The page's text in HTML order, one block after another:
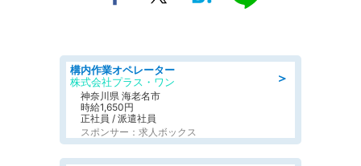
＞
構内作業オペレーター
株式会社プラス・ワン
神奈川県 海老名市
時給1,650円
正社員 / 派遣社員
スポンサー：求人ボックス